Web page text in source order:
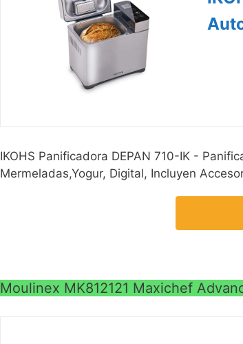
IKOHS Panificadora DEPAN 710-IK -
Mermeladas,Yogur, Digital, Incluyen
Moulinex MK812121 Maxichef